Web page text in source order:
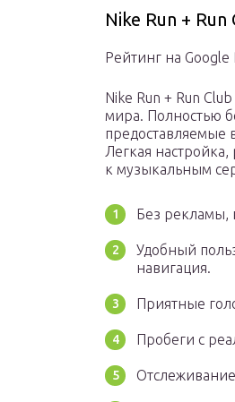
Nike Run + Run
Рейтинг на
Nike Run + Run
мира. Полностью
предоставляемые
Легкая
к музыкальным
Без рекламы,
Удобный
навигация.
Приятные
Пробеги с
Отслеживание